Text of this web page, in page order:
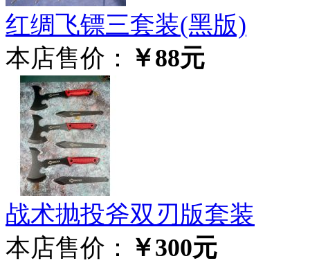
红绸飞镖三套装(黑版)
本店售价： ￥88元
战术抛投斧双刃版套装
本店售价： ￥300元